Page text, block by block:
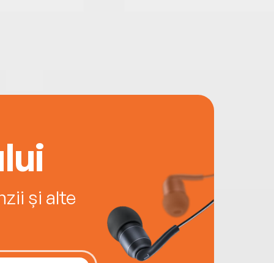
să intre în dialog cu autorul îi poate scrie
și alte